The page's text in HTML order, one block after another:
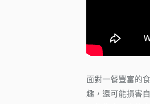
面對一餐豐富的
趣，還可能損害